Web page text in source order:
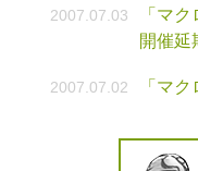
2007.07.03
「マ
開催延
2007.07.02 「マ